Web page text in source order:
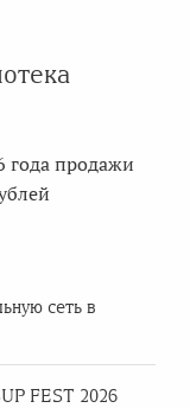
года продажи
сеть в
FEST 2026